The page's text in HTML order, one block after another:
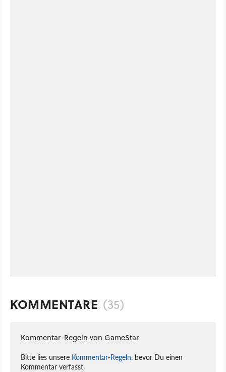
KOMMENTARE (35)
Kommentar-Regeln von GameStar
Bitte lies unsere Kommentar-Regeln, bevor Du einen
Kommentar verfasst.